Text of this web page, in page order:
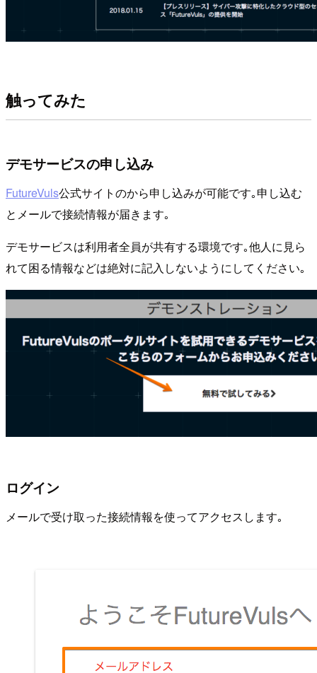
触ってみた
デモサービスの申し込み
FutureVuls公式サイトのから申し込みが可能です｡申し込む
とメールで接続情報が届きます｡
デモサービスは利用者全員が共有する環境です｡他人に見ら
れて困る情報などは絶対に記入しないようにしてください｡
ログイン
メールで受け取った接続情報を使ってアクセスします｡